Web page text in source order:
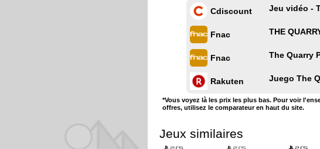
Cdiscount Jeu vidéo -
Fnac THE
Fnac The Quarry
Rakuten Juego The
*Vous voyez là les prix les plus bas. Pour voir
offres, utilisez le comparateur en haut du site.
Jeux similaires